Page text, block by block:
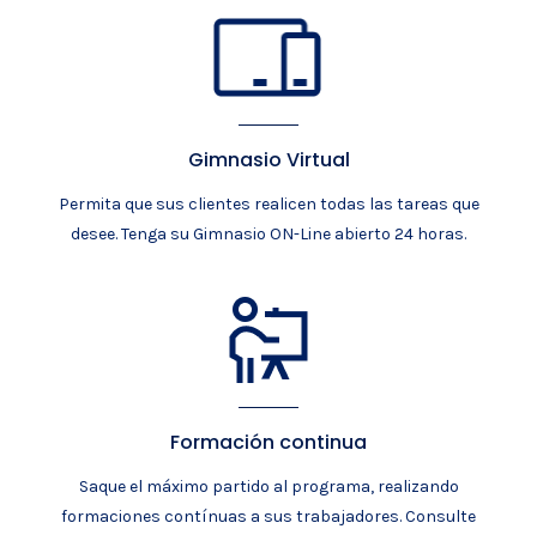
Gimnasio Virtual
Permita que sus clientes realicen todas las tareas que
desee. Tenga su Gimnasio ON-Line abierto 24 horas.
Formación continua
Saque el máximo partido al programa, realizando
formaciones contínuas a sus trabajadores. Consulte